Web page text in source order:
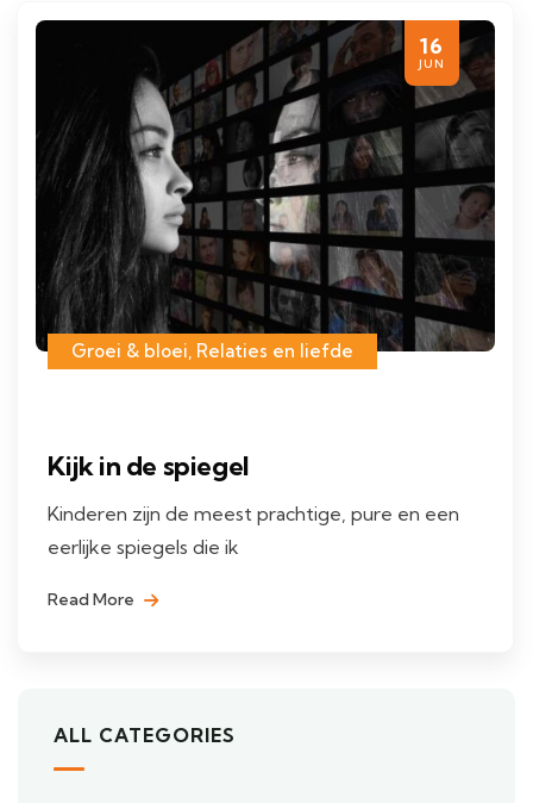
16
JUN
Groei & bloei, Relaties en liefde
Kijk in de spiegel
Kinderen zijn de meest prachtige, pure en een
eerlijke spiegels die ik
Read More
ALL CATEGORIES